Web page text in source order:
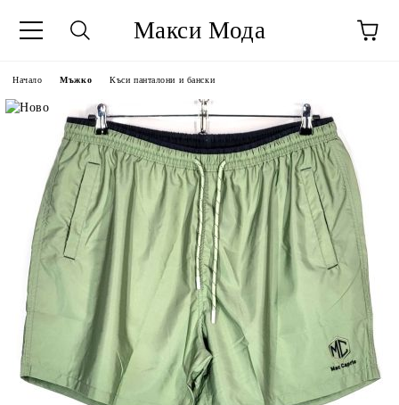
Макси Мода
Начало Мъжко Къси панталони и бански